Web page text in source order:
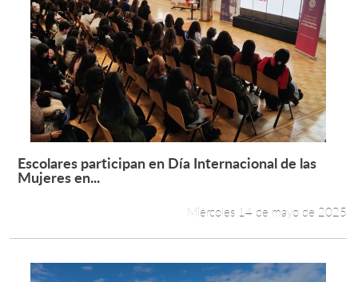
Leer más +
Escolares participan en Día Internacional de las
Mujeres en...
Miércoles 14 de mayo de 2025